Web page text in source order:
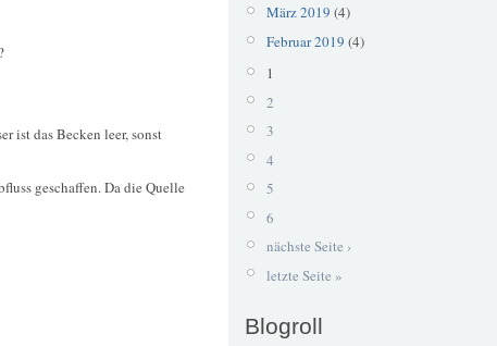
ist das Becken leer, sonst
geschaffen. Da die Quelle
März 2019 (4)
Februar 2019 (4)
1
2
3
4
5
6
nächste Seite ›
letzte Seite »
Blogroll